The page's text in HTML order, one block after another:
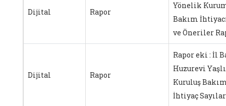
Dijital Rapor
Yönelik
Bakım
ve Öneriler
Dijital Rapor
Rapor eki : İl
Huzurevi Yaşlı
Kuruluş
İhtiyaç